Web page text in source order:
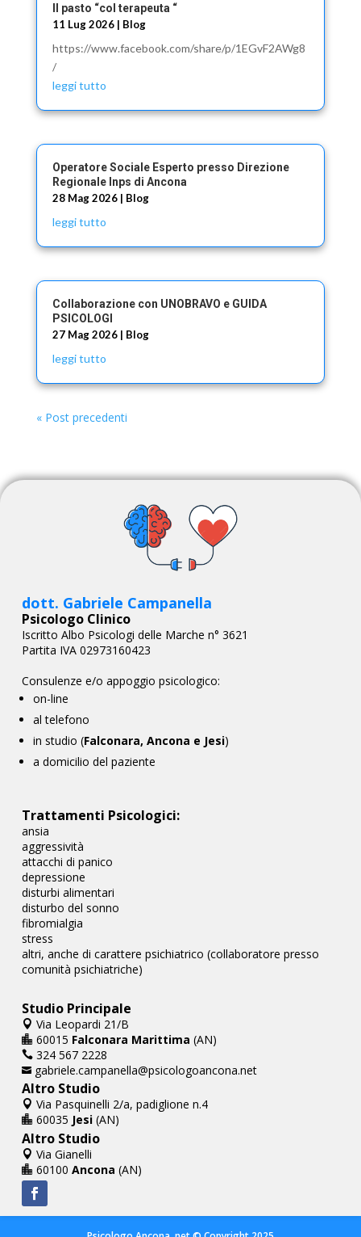
Il pasto “col terapeuta “
11 Lug 2026| Blog
https://www.facebook.com/share/p/1EGvF2AWg8
/
leggi tutto
Operatore Sociale Esperto presso Direzione
Regionale Inps di Ancona
28 Mag 2026| Blog
leggi tutto
Collaborazione con UNOBRAVO e GUIDA
PSICOLOGI
27 Mag 2026| Blog
leggi tutto
« Post precedenti
dott. Gabriele Campanella
Psicologo Clinico
Iscritto Albo Psicologi delle Marche n° 3621
Partita IVA 02973160423
Consulenze e/o appoggio psicologico:
on-line
al telefono
in studio (Falconara, Ancona e Jesi)
a domicilio del paziente
Trattamenti Psicologici:
ansia
aggressività
attacchi di panico
depressione
disturbi alimentari
disturbo del sonno
fibromialgia
stress
altri, anche di carattere psichiatrico (collaboratore presso
comunità psichiatriche)
Studio Principale
 Via Leopardi 21/B
 60015 Falconara Marittima (AN)
324 567 2228
 gabriele.campanella@psicologoancona.net
Altro Studio
 Via Pasquinelli 2/a, padiglione n.4
 60035 Jesi(AN)
Altro Studio
 Via Gianelli
 60100 Ancona (AN)